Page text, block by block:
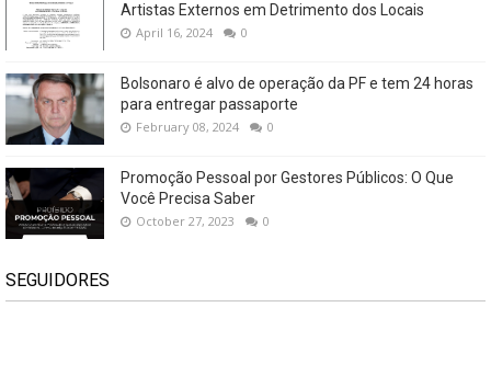
Artistas Externos em Detrimento dos Locais
April 16, 2024 0
Bolsonaro é alvo de operação da PF e tem 24 horas
para entregar passaporte
February 08, 2024 0
Promoção Pessoal por Gestores Públicos: O Que
Você Precisa Saber
October 27, 2023 0
SEGUIDORES